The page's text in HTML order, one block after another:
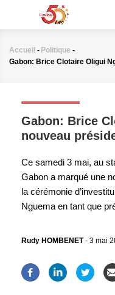
principal
Fil
Accueil - Politique -
Gabon: Brice Clotaire Oligui
Gabon: Brice
nouveau
Ce samedi 3 mai, au
Gabon a marqué une
la cérémonie
Nguema en tant que
Rudy HOMBENET- 3 mai